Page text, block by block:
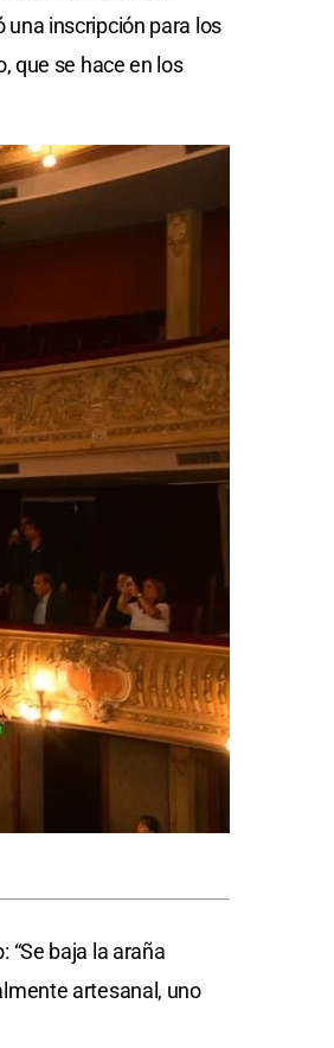
una inscripción para los
que se hace en los
“Se baja la araña
artesanal, uno